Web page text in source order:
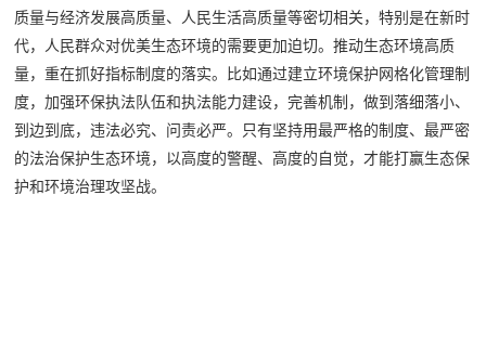
质量与经济发展高质量、人民生活高质量等密切相关，特别是在新时
代，人民群众对优美生态环境的需要更加迫切。推动生态环境高质
量，重在抓好指标制度的落实。比如通过建立环境保护网格化管理制
度，加强环保执法队伍和执法能力建设，完善机制，做到落细落小、
到边到底，违法必究、问责必严。只有坚持用最严格的制度、最严密
的法治保护生态环境，以高度的警醒、高度的自觉，才能打赢生态保
护和环境治理攻坚战。